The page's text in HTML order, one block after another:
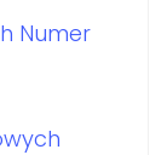
Numer